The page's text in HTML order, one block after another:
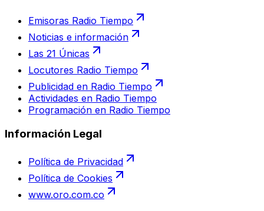
Emisoras Radio Tiempo
Noticias e información
Las 21 Únicas
Locutores Radio Tiempo
Publicidad en Radio Tiempo
Actividades en Radio Tiempo
Programación en Radio Tiempo
Información Legal
Política de Privacidad
Política de Cookies
www.oro.com.co